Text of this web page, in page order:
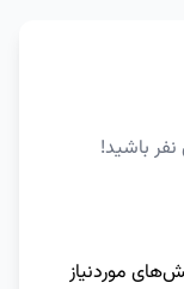
باشید!
موردنیاز